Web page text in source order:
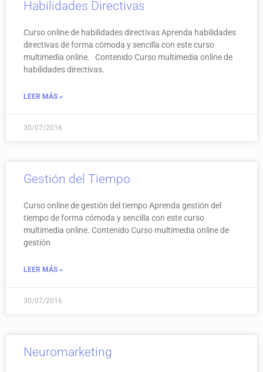
Habilidades Directivas
Curso online de habilidades directivas Aprenda habilidades
directivas de forma cómoda y sencilla con este curso
multimedia online. Contenido Curso multimedia online de
habilidades directivas.
LEER MÁS »
30/07/2016
Gestión del Tiempo
Curso online de gestión del tiempo Aprenda gestión del
tiempo de forma cómoda y sencilla con este curso
multimedia online. Contenido Curso multimedia online de
gestión
LEER MÁS »
30/07/2016
Neuromarketing